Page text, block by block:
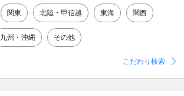
関東 北陸・甲信越 東海 関西
九州・沖縄 その他
こだわり検索